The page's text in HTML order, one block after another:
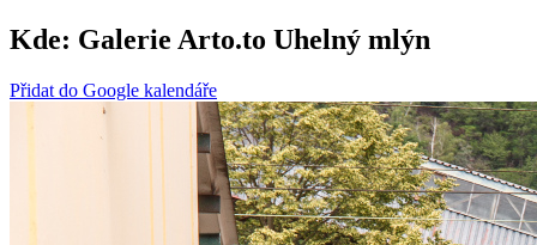
Kde: Galerie Arto.to Uhelný mlýn
Přidat do Google kalendáře